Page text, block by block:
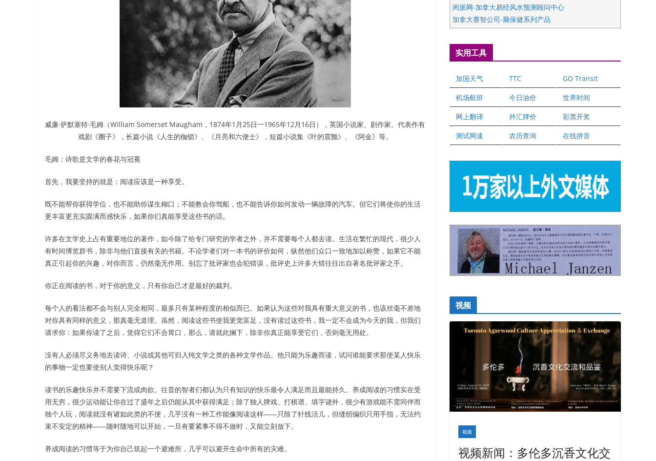
威廉·萨默塞特·毛姆（William Somerset Maugham，1874年1月25日一1965年12月16日），英国小说家、剧作家。代表作有
戏剧《圈子》，长篇小说《人生的枷锁》、《月亮和六便士》，短篇小说集《叶的震颤》、《阿金》等。
毛姆：诗歌是文学的春花与冠冕
首先，我要坚持的就是：阅读应该是一种享受。
既不能帮你获得学位，也不能助你谋生糊口；不能教会你驾船，也不能告诉你如何发动一辆故障的汽车。但它们将使你的生活
更丰富更充实圆满而感快乐，如果你们真能享受这些书的话。
许多在文学史上占有重要地位的著作，如今除了给专门研究的学者之外，并不需要每个人都去读。生活在繁忙的现代，很少人
有时间博览群书，除非与他们直接有关的书籍。不论学者们对一本书的评价如何，纵然他们众口一致地加以称赞，如果它不能
真正引起你的兴趣，对你而言，仍然毫无作用。别忘了批评家也会犯错误，批评史上许多大错往往出自著名批评家之手。
你正在阅读的书，对于你的意义，只有你自己才是最好的裁判。
每个人的看法都不会与别人完全相同，最多只有某种程度的相似而已。如果认为这些对我具有重大意义的书，也该丝毫不差地
对你具有同样的意义，那真毫无道理。虽然，阅读这些书使我更觉富足，没有读过这些书，我一定不会成为今天的我，但我们
请求你：如果你读了之后，觉得它们不合胃口，那么，请就此搁下，除非你真正能享受它们，否则毫无用处。
没有人必须尽义务地去读诗、小说或其他可归入纯文学之类的各种文学作品。他只能为乐趣而读，试问谁能要求那使某人快乐
的事物一定也要使别人觉得快乐呢？
读书的乐趣快乐并不需要下流或肉欲。往昔的智者们都认为只有知识的快乐最令人满足而且最能持久。养成阅读的习惯实在受
用无穷，很少运动能让你在过了盛年之后仍能从其中获得满足；除了独人牌戏、打棋谱、填字谜外，很少有游戏能不需同伴而
独个人玩，阅读就没有诸如此类的不便，几乎没有一种工作能像阅读这样——只除了针线活儿，但缝纫编织只用手指，无法约
束不安定的精神——随时随地可以开始，一旦有要紧事不得不做时，又能立刻放下。
养成阅读的习惯等于为你自己筑起一个避难所，几乎可以避开生命中所有的灾难。
闲派网-加拿大易经风水预测顾问中心
加拿大赛智公司-脑保健系列产品
五星国艺拍卖及评估公司
国际注册执业营养师公会
爱德华连锁酒店万锦分店
健健宝公司
二十一世纪美联地产公司
全球趋势移民留学
盛达资本
正点印艺设计
实用工具
加国天气 TTC GO Transit
机场航班 今日油价 世界时间
网上翻译 外汇牌价 彩票开奖
测试网速 农历查询 在线拼音
视频
视频
视频新闻：多伦多沉香文化交